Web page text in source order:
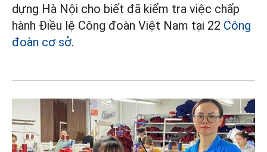
dựng Hà Nội cho biết đã kiểm tra việc chấp
hành Điều lệ Công đoàn Việt Nam tại 22 Công
đoàn cơ sở.